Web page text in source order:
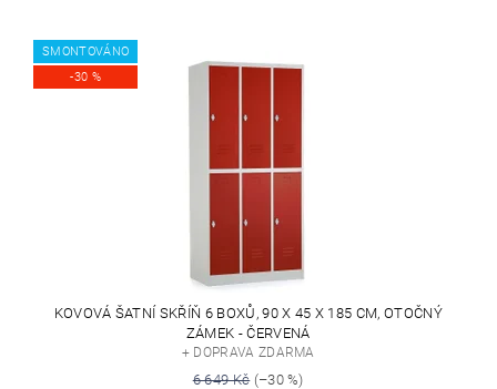
SMONTOVÁNO
-30 %
KOVOVÁ ŠATNÍ SKŘÍŇ 6 BOXŮ, 90 X 45 X 185 CM, OTOČNÝ
ZÁMEK - ČERVENÁ
+ DOPRAVA ZDARMA
6 649 Kč(–30 %)